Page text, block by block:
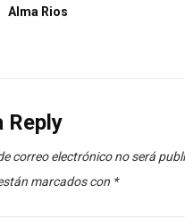
Alma Rios
Reply
correo electrónico no será
marcados con *